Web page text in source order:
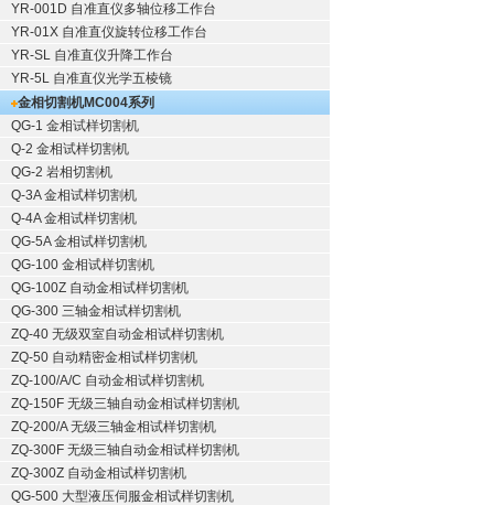
YR-001D 自准直仪多轴位移工作台
YR-01X 自准直仪旋转位移工作台
YR-SL 自准直仪升降工作台
YR-5L 自准直仪光学五棱镜
金相切割机MC004系列
QG-1 金相试样切割机
Q-2 金相试样切割机
QG-2 岩相切割机
Q-3A 金相试样切割机
Q-4A 金相试样切割机
QG-5A 金相试样切割机
QG-100 金相试样切割机
QG-100Z 自动金相试样切割机
QG-300 三轴金相试样切割机
ZQ-40 无级双室自动金相试样切割机
ZQ-50 自动精密金相试样切割机
ZQ-100/A/C 自动金相试样切割机
ZQ-150F 无级三轴自动金相试样切割机
ZQ-200/A 无级三轴金相试样切割机
ZQ-300F 无级三轴自动金相试样切割机
ZQ-300Z 自动金相试样切割机
QG-500 大型液压伺服金相试样切割机